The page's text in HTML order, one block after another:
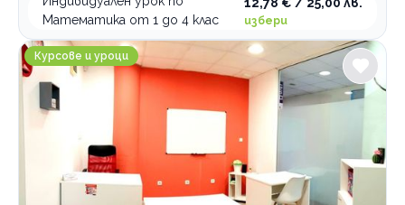
Математика от 1 до 4 клас
избери
NexXo Academy Индивидуално обучение по
Курсове и уроци